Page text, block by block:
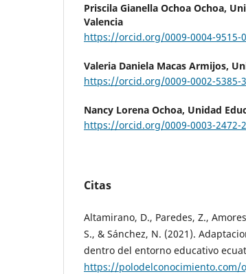
Priscila Gianella Ochoa Ochoa,
Valencia
https://orcid.org/0009-0004-9515-
Valeria Daniela Macas Armijos,
https://orcid.org/0009-0002-5385-
Nancy Lorena Ochoa, Unidad
https://orcid.org/0009-0003-2472-
Citas
Altamirano, D., Paredes, Z.,
S., & Sánchez, N. (2021).
dentro del entorno educativo
https://